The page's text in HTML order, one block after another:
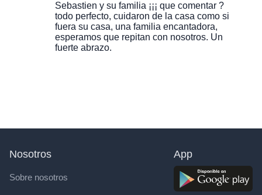
Sebastien y su familia ¡¡¡ que comentar ?
todo perfecto, cuidaron de la casa como si
fuera su casa, una familia encantadora,
esperamos que repitan con nosotros. Un
fuerte abrazo.
Nosotros
Sobre nosotros
App